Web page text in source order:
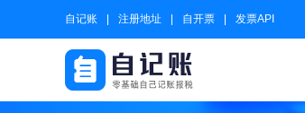
自记账 注册地址 自开票 发票API